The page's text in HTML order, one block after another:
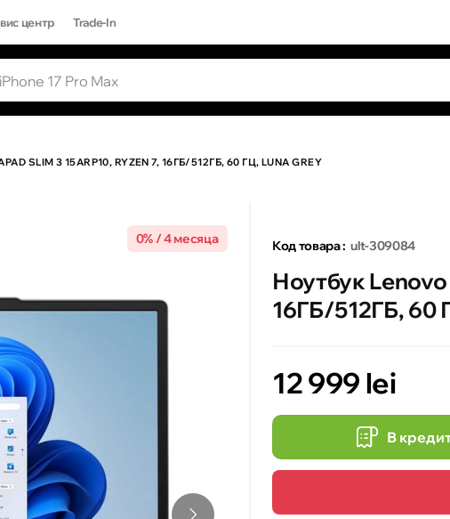
центр Trade-In
SLIM 3 15ARP10, RYZEN 7, 16ГБ/512ГБ, 60 ГЦ, LUNA GREY
0% / 4 месяца Код товара : ult-309084
Ноутбук Lenovo
16ГБ/512ГБ, 60
12 999 lei
В